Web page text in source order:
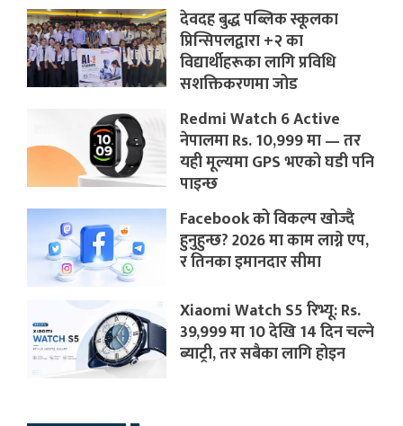
देवदह बुद्ध पब्लिक स्कूलका
प्रिन्सिपलद्वारा +२ का
विद्यार्थीहरूका लागि प्रविधि
सशक्तिकरणमा जोड
Redmi Watch 6 Active
नेपालमा Rs. 10,999 मा — तर
यही मूल्यमा GPS भएको घडी पनि
पाइन्छ
Facebook को विकल्प खोज्दै
हुनुहुन्छ? 2026 मा काम लाग्ने एप,
र तिनका इमानदार सीमा
Xiaomi Watch S5 रिभ्यू: Rs.
39,999 मा 10 देखि 14 दिन चल्ने
ब्याट्री, तर सबैका लागि होइन